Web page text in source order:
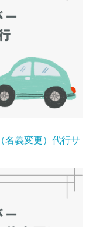
名義変更）代行サ